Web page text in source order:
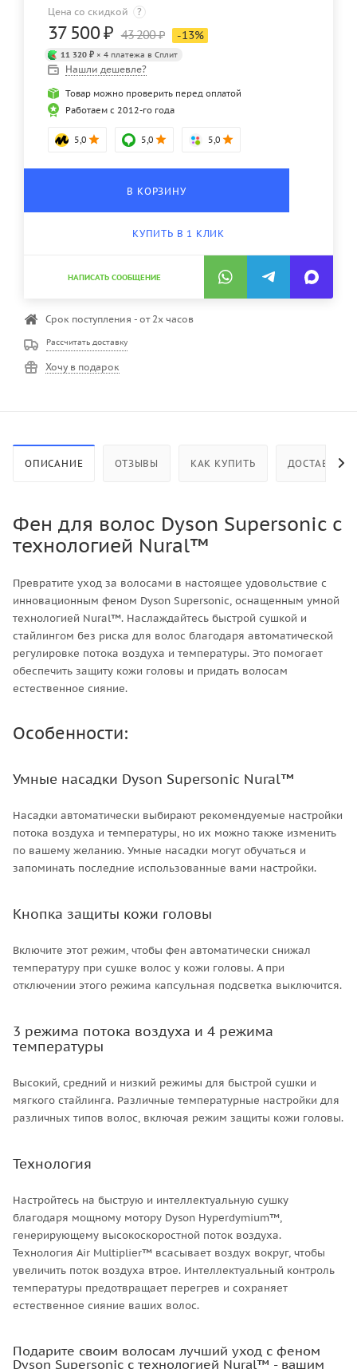
Цена со скидкой ?
37 500₽ 43 200₽ -13%
11 320 ₽ × 4 платежа в Сплит
Нашли дешевле?
Товар можно проверить перед оплатой
Работаем с 2012-го года
5,0 5,0 5,0
В КОРЗИНУ
КУПИТЬ В 1 КЛИК
НАПИСАТЬ СООБЩЕНИЕ
Срок поступления - от 2х часов
Рассчитать доставку
Хочу в подарок
ОПИСАНИЕ ОТЗЫВЫ КАК КУПИТЬ ДОСТАВКА
Фен для волос Dyson Supersonic с
технологией Nural™
Превратите уход за волосами в настоящее удовольствие с
инновационным феном Dyson Supersonic, оснащенным умной
технологией Nural™. Наслаждайтесь быстрой сушкой и
стайлингом без риска для волос благодаря автоматической
регулировке потока воздуха и температуры. Это помогает
обеспечить защиту кожи головы и придать волосам
естественное сияние.
Особенности:
Умные насадки Dyson Supersonic Nural™
Насадки автоматически выбирают рекомендуемые настройки
потока воздуха и температуры, но их можно также изменить
по вашему желанию. Умные насадки могут обучаться и
запоминать последние использованные вами настройки.
Кнопка защиты кожи головы
Включите этот режим, чтобы фен автоматически снижал
температуру при сушке волос у кожи головы. А при
отключении этого режима капсульная подсветка выключится.
3 режима потока воздуха и 4 режима
температуры
Высокий, средний и низкий режимы для быстрой сушки и
мягкого стайлинга. Различные температурные настройки для
различных типов волос, включая режим защиты кожи головы.
Технология
Настройтесь на быструю и интеллектуальную сушку
благодаря мощному мотору Dyson Hyperdymium™,
генерирующему высокоскоростной поток воздуха.
Технология Air Multiplier™ всасывает воздух вокруг, чтобы
увеличить поток воздуха втрое. Интеллектуальный контроль
температуры предотвращает перегрев и сохраняет
естественное сияние ваших волос.
Подарите своим волосам лучший уход с феном
Dyson Supersonic с технологией Nural™ - вашим